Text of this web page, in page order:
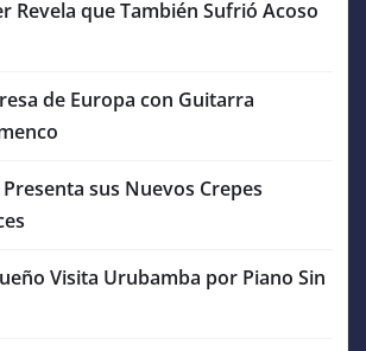
Revela que También Sufrió Acoso
de Europa con Guitarra
Presenta sus Nuevos Crepes
Visita Urubamba por Piano Sin